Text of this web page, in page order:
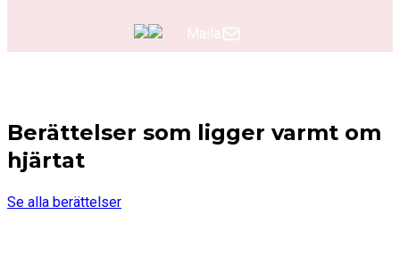
Maila
Berättelser som ligger varmt om
hjärtat
Se alla berättelser